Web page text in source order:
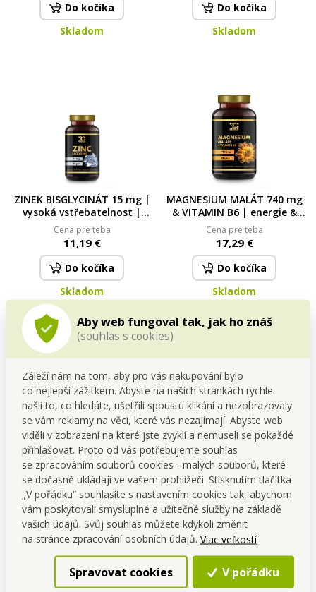
Aby web fungoval tak, jak ho znáš
(souhlas s cookies)
Záleží nám na tom, aby pro vás nakupování bylo
co nejlepší zážitkem. Abyste na našich stránkách rychle
našli to, co hledáte, ušetřili spoustu klikání a nezobrazovaly
se vám reklamy na věci, které vás nezajímají. Abyste web
viděli v zobrazení na které jste zvyklí a nemuseli se pokaždé
přihlašovat. Proto od vás potřebujeme souhlas
se zpracováním souborů cookies - malých souborů, které
se dočasně ukládají ve vašem prohlížeči. Stisknutím tlačítka
„V pořádku“ souhlasíte s nastavením cookies tak, abychom
vám poskytovali smysluplné a užitečné služby na základě
vašich údajů. Svůj souhlas můžete kdykoli změnit
na stránce zpracování osobních údajů. Viac veľkostí
Spravovat cookies V pořádku
Do kočíka
Skladom
Do kočíka
Skladom
ZINEK BISGLYCINÁT 15 mg |
vysoká vstřebatelnost |
imunita, pleť, vlasy & nehty
| 90 kapslí 90 kapslí | 24,3 g
Cena pre teba
11,19 €
Do kočíka
Skladom
MAGNESIUM MALÁT 740 mg
& VITAMIN B6 | energie &
snížení únavy 90 kapslí | 78
g
Cena pre teba
17,29 €
Do kočíka
Skladom
ŽELEZO BISGLYCINÁT 14 mg
| normální tvorba červených
krvinek & snížení únavy 90
kapslí | 24 g
Cena pre teba
11,19 €
Do kočíka